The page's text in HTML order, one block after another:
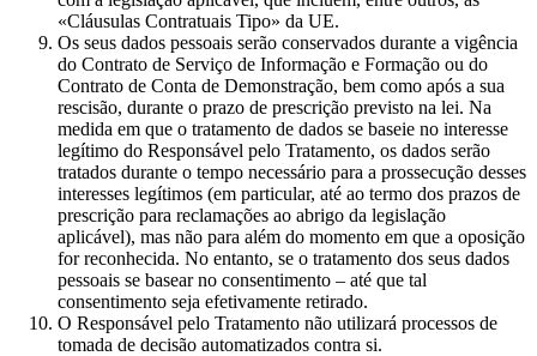
«Cláusulas Contratuais Tipo» da UE.
Os seus dados pessoais serão conservados durante a vigência
do Contrato de Serviço de Informação e Formação ou do
Contrato de Conta de Demonstração, bem como após a sua
rescisão, durante o prazo de prescrição previsto na lei. Na
medida em que o tratamento de dados se baseie no interesse
legítimo do Responsável pelo Tratamento, os dados serão
tratados durante o tempo necessário para a prossecução desses
interesses legítimos (em particular, até ao termo dos prazos de
prescrição para reclamações ao abrigo da legislação
aplicável), mas não para além do momento em que a oposição
for reconhecida. No entanto, se o tratamento dos seus dados
pessoais se basear no consentimento – até que tal
consentimento seja efetivamente retirado.
O Responsável pelo Tratamento não utilizará processos de
tomada de decisão automatizados contra si.